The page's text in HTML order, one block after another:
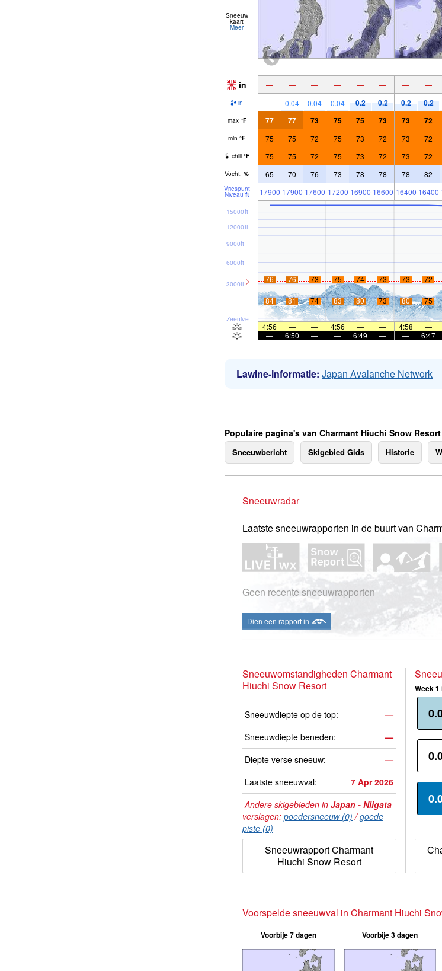
Sneeuw
kaart
Meer
in — — — — — — — —
in — 0.04 0.04 0.04 0.2 0.2 0.2 0.2
max °F 77 77 73 75 75 73 73 72
min °F 75 75 72 75 73 72 73 72
chill °F 75 75 72 75 73 72 73 72
Vocht. % 65 70 76 73 78 78 78 82
Vriespunt
Niveau ft 17900 17900 17600 17200 16900 16600 16400 16400
Zeeniveau
3000ft
6000ft
9000ft
12000ft
15000ft
76 76 73 75 74 73 73 72
84 81 74 83 80 73 80 75
4:56 — — 4:56 — — 4:58 —
—
6:50 — — 6:49 — — 6:47
Lawine-informatie: Japan Avalanche Network
Populaire pagina's van Charmant Hiuchi Snow Resort
Sneeuwbericht Skigebied Gids Historie
Sneeuwradar
Laatste sneeuwrapporten in de buurt van
Geen recente sneeuwrapporten
Dien een rapport in
Sneeuwomstandigheden Charmant
Hiuchi Snow Resort
Sneeuwdiepte op de top:
—
Sneeuwdiepte beneden:
—
Diepte verse sneeuw:
—
Laatste sneeuwval:
7 Apr 2026
Andere skigebieden in Japan - Niigata
verslagen: poedersneeuw (0) /goede
piste (0)
Sneeuwrapport Charmant
Hiuchi Snow Resort
Week
Voorspelde sneeuwval in Charmant Hiuchi
Voorbije 7 dagen Voorbije 3 dagen